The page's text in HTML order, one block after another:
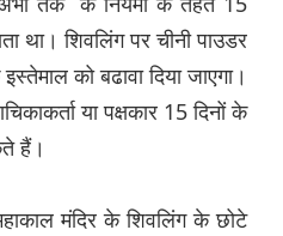
था। शिवलिंग पर चीनी पाउडर
को बढावा दिया जाएगा।
या पक्षकार 15 दिनों के
हैं।
मंदिर के शिवलिंग के छोटे